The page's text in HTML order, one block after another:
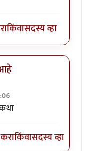
किंवासदस्य व्हा
by
किंवासदस्य व्हा